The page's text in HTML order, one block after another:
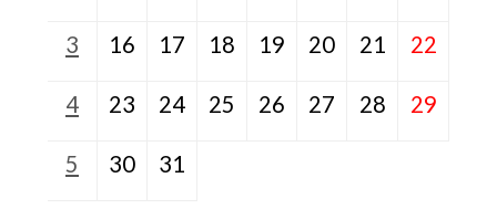
3 16 17 18 19 20 21 22
4 23 24 25 26 27 28 29
5 30 31